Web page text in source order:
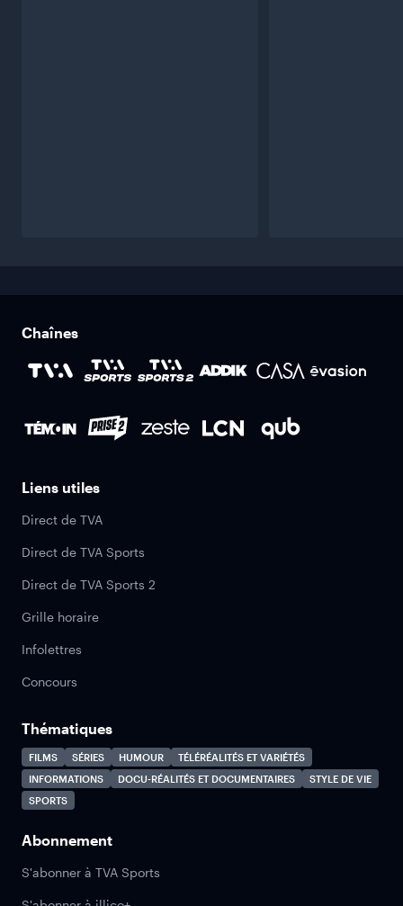
Chaînes
Liens utiles
Direct de TVA
Direct de TVA Sports
Direct de TVA Sports 2
Grille horaire
Infolettres
Concours
Thématiques
FILMS SÉRIES HUMOUR
TÉLÉRÉALITÉS ET VARIÉTÉS
INFORMATIONS
DOCU-RÉALITÉS ET DOCUMENTAIRES
STYLE DE VIE
SPORTS
Abonnement
S'abonner à TVA Sports